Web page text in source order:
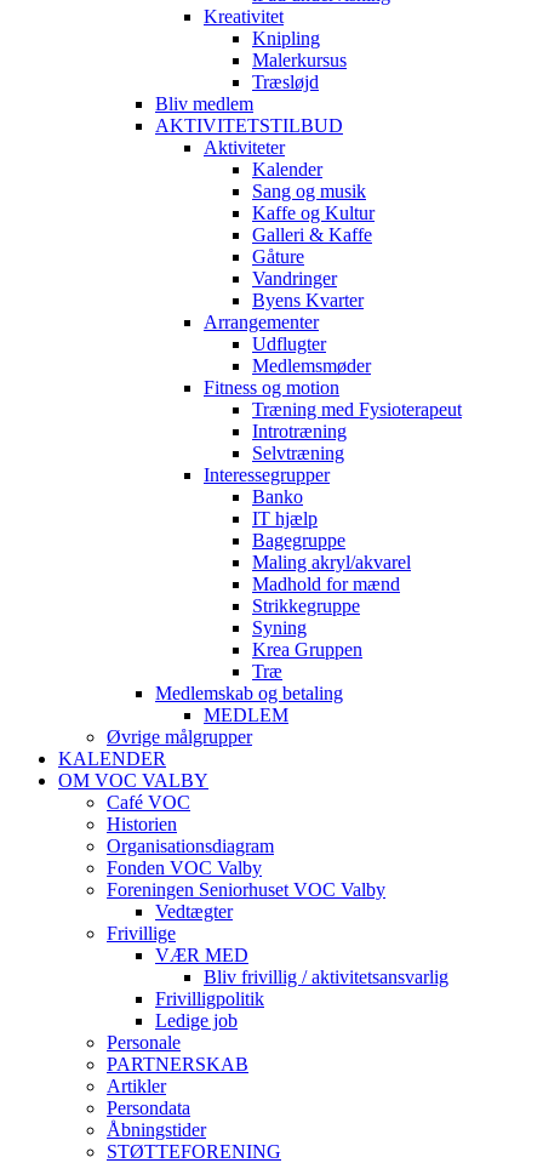
Kreativitet
Knipling
Malerkursus
Træsløjd
Bliv medlem
AKTIVITETSTILBUD
Aktiviteter
Kalender
Sang og musik
Kaffe og Kultur
Galleri & Kaffe
Gåture
Vandringer
Byens Kvarter
Arrangementer
Udflugter
Medlemsmøder
Fitness og motion
Træning med Fysioterapeut
Introtræning
Selvtræning
Interessegrupper
Banko
IT hjælp
Bagegruppe
Maling akryl/akvarel
Madhold for mænd
Strikkegruppe
Syning
Krea Gruppen
Træ
Medlemskab og betaling
MEDLEM
Øvrige målgrupper
KALENDER
OM VOC VALBY
Café VOC
Historien
Organisationsdiagram
Fonden VOC Valby
Foreningen Seniorhuset VOC Valby
Vedtægter
Frivillige
VÆR MED
Bliv frivillig / aktivitetsansvarlig
Frivilligpolitik
Ledige job
Personale
PARTNERSKAB
Artikler
Persondata
Åbningstider
STØTTEFORENING